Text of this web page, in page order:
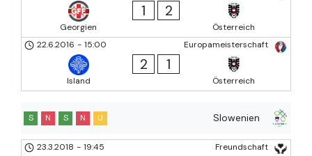
Georgien
1 2
Österreich
Europameisterschaft
22.6.2016 - 15:00
Island
2 1
Österreich
Slowenien
S N S N U
Freundschaft
23.3.2018 - 19:45